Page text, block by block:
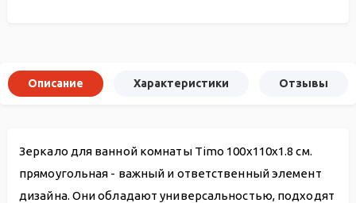
Описание Характеристики Отзывы
Зеркало для ванной комнаты Timo 100x110x1.8 см.
прямоугольная - важный и ответственный элемент
дизайна. Они обладают универсальностью, подходят